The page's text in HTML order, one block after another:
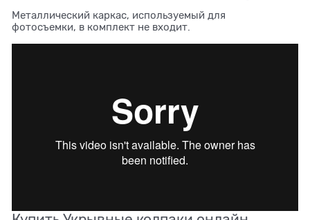
Металлический каркас, используемый для
фотосъемки, в комплект не входит.